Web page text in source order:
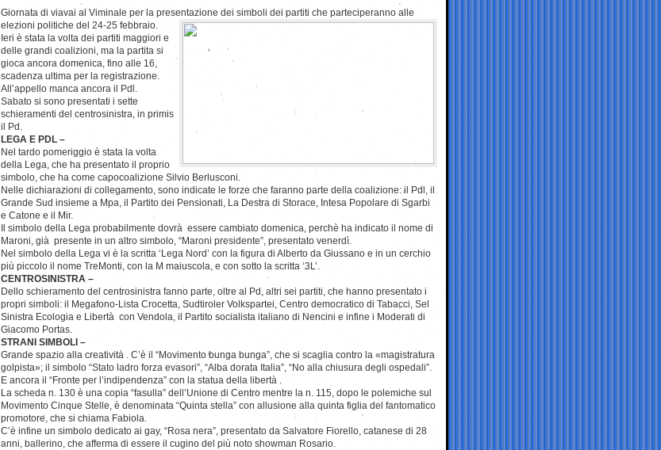
Giornata di viavai al Viminale per la presentazione dei simboli dei partiti che parteciperanno alle
elezioni politiche del 24-25 febbraio.
Ieri è stata la volta dei partiti maggiori e
delle grandi coalizioni, ma la partita si
gioca ancora domenica, fino alle 16,
scadenza ultima per la registrazione.
All’appello manca ancora il Pdl.
Sabato si sono presentati i sette
schieramenti del centrosinistra, in primis
il Pd.
LEGA E PDL –
Nel tardo pomeriggio è stata la volta
della Lega, che ha presentato il proprio
simbolo, che ha come capocoalizione Silvio Berlusconi.
Nelle dichiarazioni di collegamento, sono indicate le forze che faranno parte della coalizione: il Pdl, il
Grande Sud insieme a Mpa, il Partito dei Pensionati, La Destra di Storace, Intesa Popolare di Sgarbi
e Catone e il Mir.
Il simbolo della Lega probabilmente dovrà essere cambiato domenica, perchè ha indicato il nome di
Maroni, già presente in un altro simbolo, “Maroni presidente”, presentato venerdì.
Nel simbolo della Lega vi è la scritta ‘Lega Nord’ con la figura di Alberto da Giussano e in un cerchio
più piccolo il nome TreMonti, con la M maiuscola, e con sotto la scritta ‘3L’.
CENTROSINISTRA –
Dello schieramento del centrosinistra fanno parte, oltre al Pd, altri sei partiti, che hanno presentato i
propri simboli: il Megafono-Lista Crocetta, Sudtiroler Volkspartei, Centro democratico di Tabacci, Sel
Sinistra Ecologia e Libertà con Vendola, il Partito socialista italiano di Nencini e infine i Moderati di
Giacomo Portas.
STRANI SIMBOLI –
Grande spazio alla creatività . C’è il “Movimento bunga bunga”, che si scaglia contro la «magistratura
golpista»; il simbolo “Stato ladro forza evasori”, “Alba dorata Italia”, “No alla chiusura degli ospedali”.
E ancora il “Fronte per l’indipendenza” con la statua della libertà .
La scheda n. 130 è una copia “fasulla” dell’Unione di Centro mentre la n. 115, dopo le polemiche sul
Movimento Cinque Stelle, è denominata “Quinta stella” con allusione alla quinta figlia del fantomatico
promotore, che si chiama Fabiola.
C’è infine un simbolo dedicato ai gay, “Rosa nera”, presentato da Salvatore Fiorello, catanese di 28
anni, ballerino, che afferma di essere il cugino del più noto showman Rosario.